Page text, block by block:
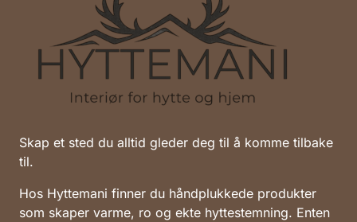
Skap et sted du alltid gleder deg til å komme tilbake
til.
Hos Hyttemani finner du håndplukkede produkter
som skaper varme, ro og ekte hyttestemning. Enten